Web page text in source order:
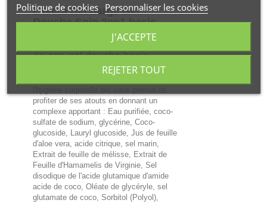
Lavera Recharge Gel
Douche Soin 2en1 basis
permet d'avoir
une recharge plus économique
de son gel douche basis
sensitiv 250ml.
profiter de ses atouts en donnant un
complexe apportant : Eau purifiée, coco-
sulfate de sodium, glycérine, Coco-
glucoside, Lauryl glucoside, Jus de feuille
d'aloe vera, acide citrique, sel marin,
Extrait de feuille de mélisse, Extrait de
Feuille d'Hamamelis de Virginie, Sel
disodique de l'acide glutamique d'amide
acide de coco, Oléate de glycéryle, sel
glutamate de coco, Sorbitol (Polyol),
Politique de cookies Personnaliser les cookies
REJETER TOUT
J'ACCEPTE